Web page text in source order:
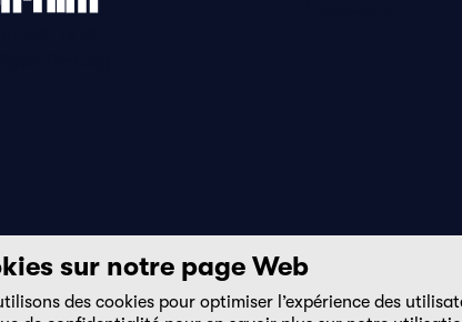
sur notre page Web
des cookies pour optimiser l’expérience des